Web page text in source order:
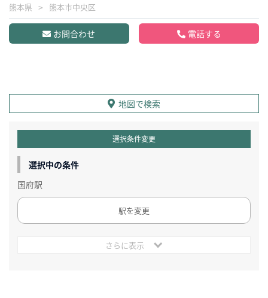
熊本県 熊本市中央区
お問合わせ 電話する
地図で検索
選択条件変更
選択中の条件
国府駅
駅を変更
さらに表示